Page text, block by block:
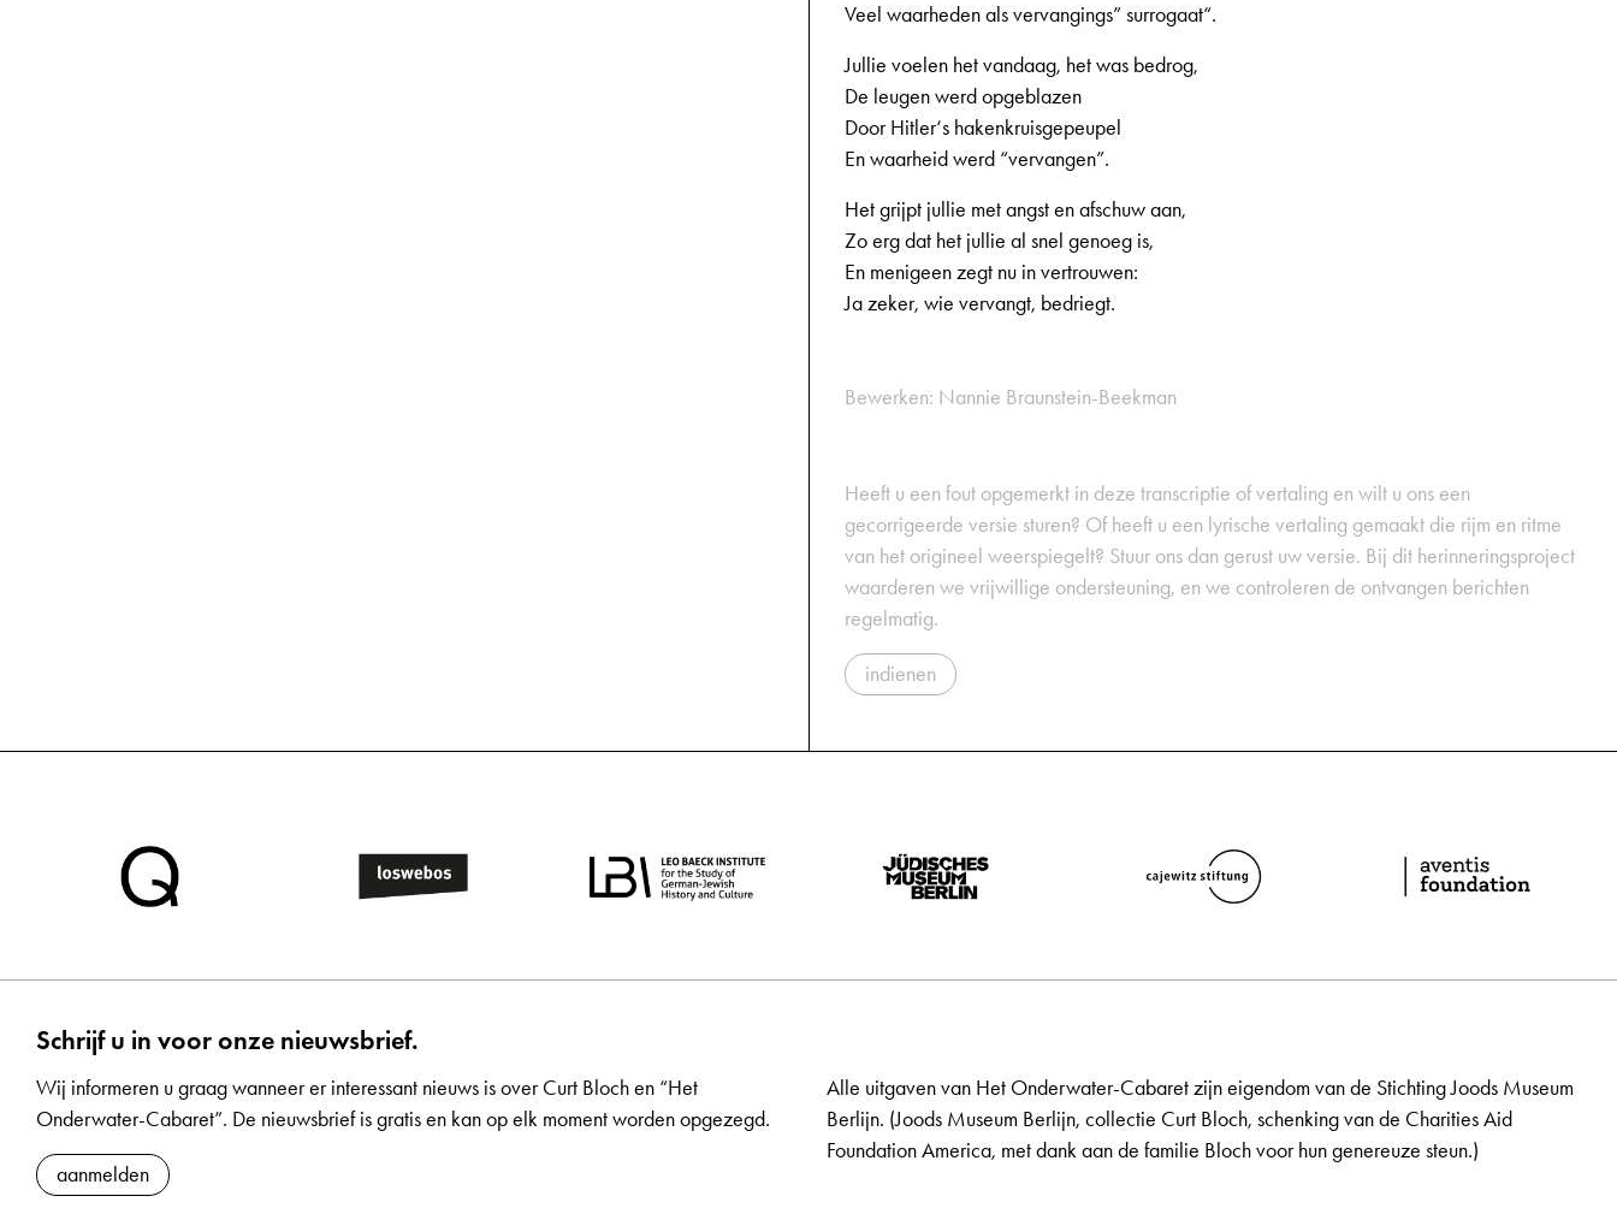
Veel waarheden als vervangings” surrogaat“.
Jullie voelen het vandaag, het was bedrog,
De leugen werd opgeblazen
Door Hitler‘s hakenkruisgepeupel
En waarheid werd “vervangen”.
Het grijpt jullie met angst en afschuw aan,
Zo erg dat het jullie al snel genoeg is,
En menigeen zegt nu in vertrouwen:
Ja zeker, wie vervangt, bedriegt.
Bewerken: Nannie Braunstein-Beekman
Heeft u een fout opgemerkt in deze transcriptie of vertaling en wilt u ons een
gecorrigeerde versie sturen? Of heeft u een lyrische vertaling gemaakt die rijm en ritme
van het origineel weerspiegelt? Stuur ons dan gerust uw versie. Bij dit herinneringsproject
waarderen we vrijwillige ondersteuning, en we controleren de ontvangen berichten
regelmatig.
indienen
Schrijf u in voor onze nieuwsbrief.
Wij informeren u graag wanneer er interessant nieuws is over Curt Bloch en “Het
Onderwater-Cabaret”. De nieuwsbrief is gratis en kan op elk moment worden opgezegd.
aanmelden
Alle uitgaven van Het Onderwater-Cabaret zijn eigendom van de Stichting Joods Museum
Berlijn. (Joods Museum Berlijn, collectie Curt Bloch, schenking van de Charities Aid
Foundation America, met dank aan de familie Bloch voor hun genereuze steun.)